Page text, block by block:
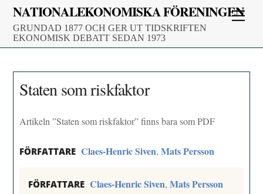
Skip
content
NATIONALEKONOMISKA FÖRENINGEN
GRUNDAD 1877 OCH GER UT TIDSKRIFTEN
EKONOMISK DEBATT SEDAN 1973
Staten som riskfaktor
Artikeln ”Staten som riskfaktor” finns bara som PDF
FÖRFATTARE Claes-Henric Siven,Mats Persson
FÖRFATTARE Claes-Henric Siven,Mats Persson